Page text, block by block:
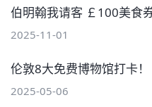
伯明翰我请客 ￡100美食
2025-11-01
伦敦8大免费博物馆打卡！
2025-05-06